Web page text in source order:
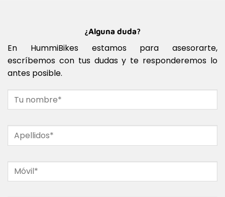
¿Alguna duda?
En HummiBikes estamos para asesorarte,
escríbemos con tus dudas y te responderemos lo
antes posible.